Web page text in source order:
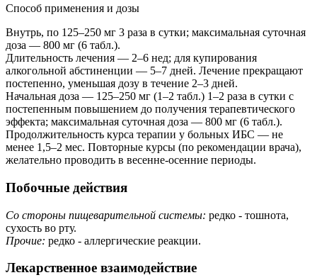
Способ применения и дозы
Внутрь, по 125–250 мг 3 раза в сутки; максимальная суточная
доза — 800 мг (6 табл.).
Длительность лечения — 2–6 нед; для купирования
алкогольной абстиненции — 5–7 дней. Лечение прекращают
постепенно, уменьшая дозу в течение 2–3 дней.
Начальная доза — 125–250 мг (1–2 табл.) 1–2 раза в сутки с
постепенным повышением до получения терапевтического
эффекта; максимальная суточная доза — 800 мг (6 табл.).
Продолжительность курса терапии у больных ИБС — не
менее 1,5–2 мес. Повторные курсы (по рекомендации врача),
желательно проводить в весенне-осенние периоды.
Побочные действия
Со стороны пищеварительной системы: редко - тошнота,
сухость во рту.
Прочие: редко - аллергические реакции.
Лекарственное взаимодействие